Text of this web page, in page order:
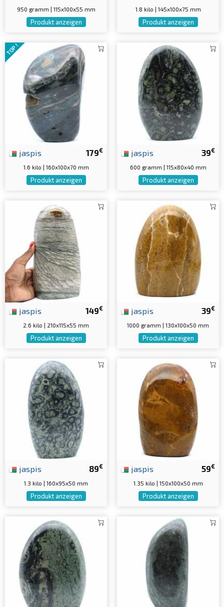
950 gramm | 115x100x55 mm
Produkt anzeigen
1.8 kilo | 145x100x75 mm
Produkt anzeigen
TOP !
179€
jaspis
1.6 kilo | 160x100x70 mm
Produkt anzeigen
39€
jaspis
600 gramm | 115x80x40 mm
Produkt anzeigen
149€
jaspis
2.6 kilo | 210x115x55 mm
Produkt anzeigen
39€
jaspis
1000 gramm | 130x100x50 mm
Produkt anzeigen
89€
jaspis
1.3 kilo | 160x95x50 mm
Produkt anzeigen
59€
jaspis
1.35 kilo | 150x100x50 mm
Produkt anzeigen